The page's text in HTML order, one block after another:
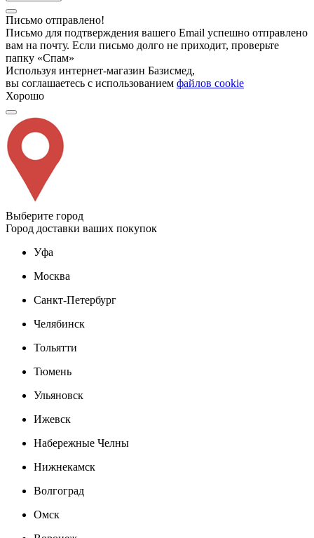
Письмо отправлено!
Письмо для подтверждения вашего Email успешно отправлено
вам на почту. Если письмо долго не приходит, проверьте
папку «Спам»
Используя интернет-магазин Базисмед,
вы соглашаетесь с использованием файлов cookie
Хорошо
Выберите город
Город доставки ваших покупок
Уфа
Москва
Санкт-Петербург
Челябинск
Тольятти
Тюмень
Ульяновск
Ижевск
Набережные Челны
Нижнекамск
Волгоград
Омск